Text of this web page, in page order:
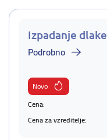
Izpadanje dlake
Podrobno
Novo
Cena:
Cena za vzreditelje: